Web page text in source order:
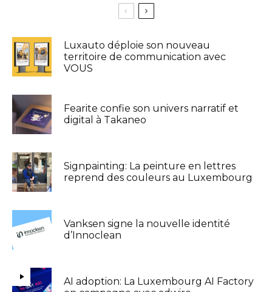
Luxauto déploie son nouveau
territoire de communication avec
VOUS
Fearite confie son univers narratif et
digital à Takaneo
Signpainting: La peinture en lettres
reprend des couleurs au Luxembourg
Vanksen signe la nouvelle identité
d’Innoclean
AI adoption: La Luxembourg AI Factory